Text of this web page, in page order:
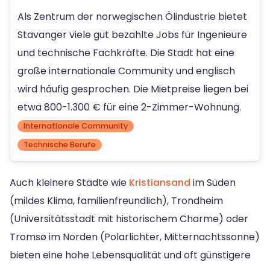
Als Zentrum der norwegischen Ölindustrie bietet
Stavanger viele gut bezahlte Jobs für Ingenieure
und technische Fachkräfte. Die Stadt hat eine
große internationale Community und englisch
wird häufig gesprochen. Die Mietpreise liegen bei
etwa 800-1.300 € für eine 2-Zimmer-Wohnung.
Internationale Community
Technische Berufe
Auch kleinere Städte wie Kristiansand im Süden
(mildes Klima, familienfreundlich), Trondheim
(Universitätsstadt mit historischem Charme) oder
Tromsø im Norden (Polarlichter, Mitternachtssonne)
bieten eine hohe Lebensqualität und oft günstigere